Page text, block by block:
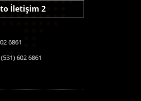
İletişim 2
6861
602 6861